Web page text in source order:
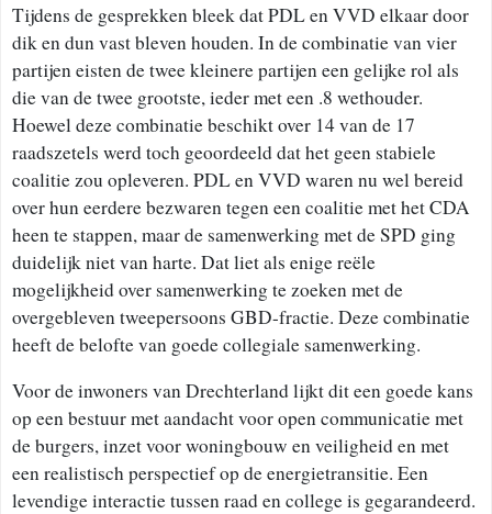
Tijdens de gesprekken bleek dat PDL en VVD elkaar door
dik en dun vast bleven houden. In de combinatie van vier
partijen eisten de twee kleinere partijen een gelijke rol als
die van de twee grootste, ieder met een .8 wethouder.
Hoewel deze combinatie beschikt over 14 van de 17
raadszetels werd toch geoordeeld dat het geen stabiele
coalitie zou opleveren. PDL en VVD waren nu wel bereid
over hun eerdere bezwaren tegen een coalitie met het CDA
heen te stappen, maar de samenwerking met de SPD ging
duidelijk niet van harte. Dat liet als enige reële
mogelijkheid over samenwerking te zoeken met de
overgebleven tweepersoons GBD-fractie. Deze combinatie
heeft de belofte van goede collegiale samenwerking.
Voor de inwoners van Drechterland lijkt dit een goede kans
op een bestuur met aandacht voor open communicatie met
de burgers, inzet voor woningbouw en veiligheid en met
een realistisch perspectief op de energietransitie. Een
levendige interactie tussen raad en college is gegarandeerd.